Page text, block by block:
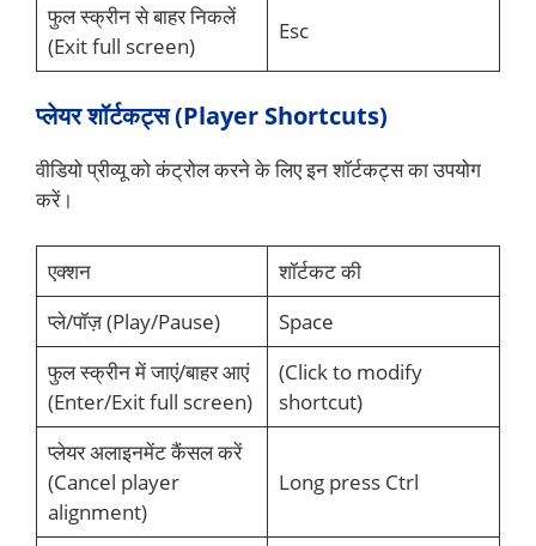
फुल स्क्रीन से बाहर निकलें
(Exit full screen)
Esc
प्लेयर शॉर्टकट्स (Player Shortcuts)
वीडियो प्रीव्यू को कंट्रोल करने के लिए इन शॉर्टकट्स का उपयोग
करें।
एक्शन
शॉर्टकट की
प्ले/पॉज़ (Play/Pause)
Space
फुल स्क्रीन में जाएं/बाहर आएं
(Enter/Exit full screen)
(Click to modify
shortcut)
प्लेयर अलाइनमेंट कैंसल करें
(Cancel player
alignment)
Long press Ctrl